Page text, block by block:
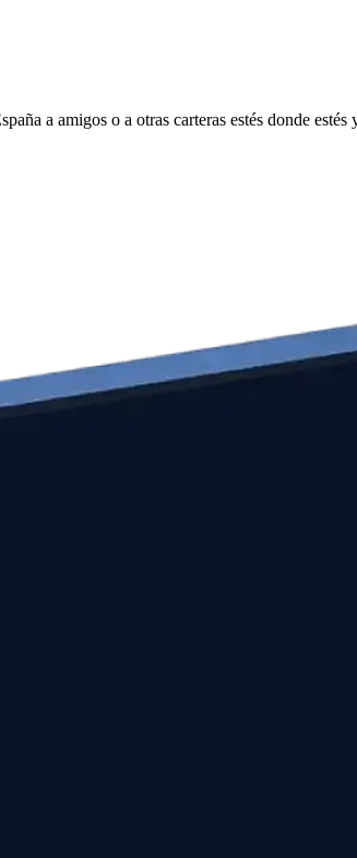
a amigos o a otras carteras estés donde